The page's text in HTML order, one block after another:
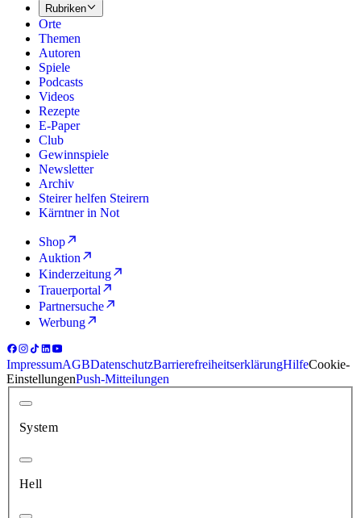
Rubriken
Orte
Themen
Autoren
Spiele
Podcasts
Videos
Rezepte
E-Paper
Club
Gewinnspiele
Newsletter
Archiv
Steirer helfen Steirern
Kärntner in Not
Shop
Auktion
Kinderzeitung
Trauerportal
Partnersuche
Werbung
ImpressumAGBDatenschutzBarrierefreiheitserklärungHilfeCookie-
EinstellungenPush-Mitteilungen
System
Hell